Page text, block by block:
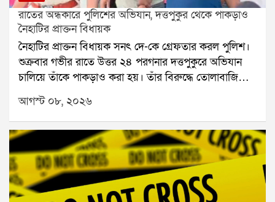
রাতের অন্ধকারে পুলিশের অভিযান, দত্তপুকুর থেকে পাকড়াও
নৈহাটির প্রাক্তন বিধায়ক
নৈহাটির প্রাক্তন বিধায়ক সনৎ দে-কে গ্রেফতার করল পুলিশ।
শুক্রবার গভীর রাতে উত্তর ২৪ পরগনার দত্তপুকুরে অভিযান
চালিয়ে তাঁকে পাকড়াও করা হয়। তাঁর বিরুদ্ধে তোলাবাজি
এবং ভোট পরবর্তী হিংসার অভিযোগ রয়েছে বলে পুলিশ সূত্রে
জানা গিয়েছে। শনিবার তাঁকে বারাকপুর আদালতে তোলা
হবে।২০২৪ সালের উপনির্বাচনে নৈহাটি বিধানসভা কেন্দ্র
থেকে জয়ী হয়েছিলেন সনৎ দে। তবে তার আগে থেকেই তাঁর
বিরুদ্ধে একাধিক অভিযোগ উঠেছিল। স্থানীয় সূত্রে তাঁর
বিরুদ্ধে তোলাবাজি এবং জমি দখলের অভিযোগ ছিল বলে
জানা যায়। ২০২১ সালের বিধানসভা নির্বাচনের পর ভোট
আগস্ট ০৮, ২০২৬